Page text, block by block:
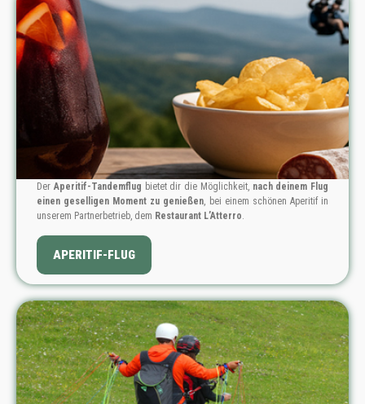
Der Aperitif-Tandemflug bietet dir die Möglichkeit, nach deinem Flug
einen geselligen Moment zu genießen , bei einem schönen Aperitif in
unserem Partnerbetrieb, dem Restaurant L’Atterro
PREIS: 119 €
APERITIF-FLUG